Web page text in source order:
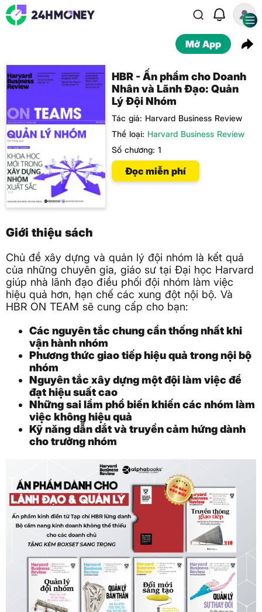
Mở App
HBR - Ấn phẩm cho Doanh
Nhân và Lãnh Đạo: Quản
Lý Đội Nhóm
Tác giả: Harvard Business Review
Thể loại: Harvard Business Review
Số chương:1
Đọc miễn phí
Giới thiệu sách
Chủ đề xây dựng và quản lý đội nhóm là kết quả
của những chuyên gia, giáo sư tại Đại học Harvard
giúp nhà lãnh đạo điều phối đội nhóm làm việc
hiệu quả hơn, hạn chế các xung đột nội bộ. Và
HBR ON TEAM sẽ cung cấp cho bạn:
Các nguyên tắc chung cần thống nhất khi
vận hành nhóm
Phương thức giao tiếp hiệu quả trong nội bộ
nhóm
Nguyên tắc xây dựng một đội làm việc để
đạt hiệu suất cao
Những sai lầm phổ biến khiến các nhóm làm
việc không hiệu quả
Kỹ năng dẫn dắt và truyền cảm hứng dành
cho trưởng nhóm